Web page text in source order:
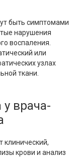
быть симптомами
нарушения
воспаления.
или
узлах
ткани.
врача-
клинический,
крови и анализ